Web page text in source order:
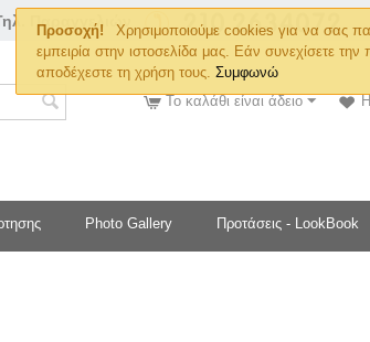
Προσοχή!
Χρησιμοποιούμε cookies για να σας
εμπειρία στην ιστοσελίδα μας. Εάν συνεχίσετε
αποδέχεστε τη χρήση τους.Συμφωνώ
Παραγγελιών
Το καλάθι είναι άδειο
Photo Gallery Προτάσεις - LookBook